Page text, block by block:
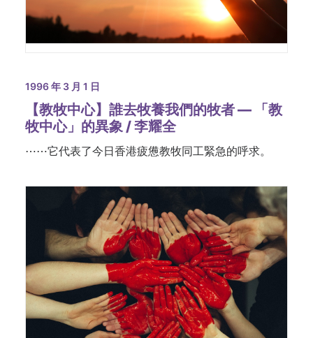
1996 年 3 月 1 日
【教牧中心】誰去牧養我們的牧者 — 「教
牧中心」的異象 / 李耀全
⋯⋯它代表了今日香港疲憊教牧同工緊急的呼求。